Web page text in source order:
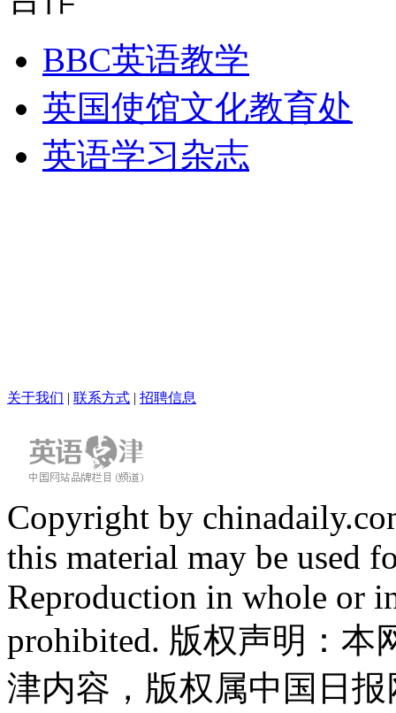
BBC英语教学
英国使馆文化教育处
英语学习杂志
关于我们 | 联系方式 | 招聘信息
Copyright by
this material may be used
Reproduction in whole or
prohibited. 版权声明：
津内容，版权属中国日